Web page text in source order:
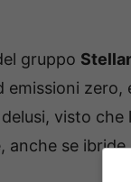
gruppo
emissioni zero,
visto
anche se